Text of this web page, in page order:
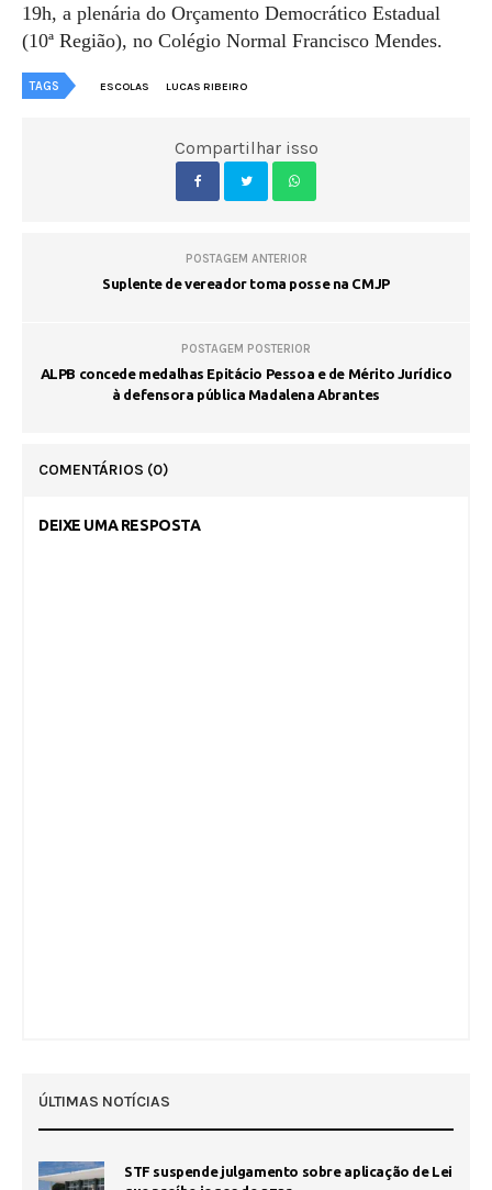
19h, a plenária do Orçamento Democrático Estadual
(10ª Região), no Colégio Normal Francisco Mendes.
TAGS ESCOLAS LUCAS RIBEIRO
Compartilhar isso
POSTAGEM ANTERIOR
Suplente de vereador toma posse na CMJP
POSTAGEM POSTERIOR
ALPB concede medalhas Epitácio Pessoa e de Mérito Jurídico
à defensora pública Madalena Abrantes
COMENTÁRIOS (0)
DEIXE UMA RESPOSTA
ÚLTIMAS NOTÍCIAS
STF suspende julgamento sobre aplicação de Lei